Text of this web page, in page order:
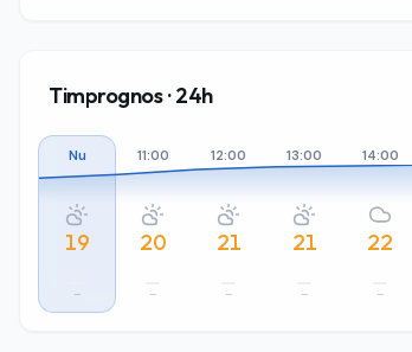
Timprognos · 24h
Nu
19
–
11:00
20
–
12:00
21
–
13:00
21
–
14:00
22
–